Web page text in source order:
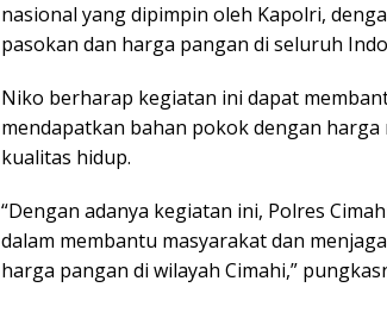
nasional yang dipimpin oleh Kapolri,
pasokan dan harga pangan di seluruh
Niko berharap kegiatan ini dapat
mendapatkan bahan pokok dengan
kualitas hidup.
“Dengan adanya kegiatan ini, Polres
dalam membantu masyarakat dan
harga pangan di wilayah Cimahi,”